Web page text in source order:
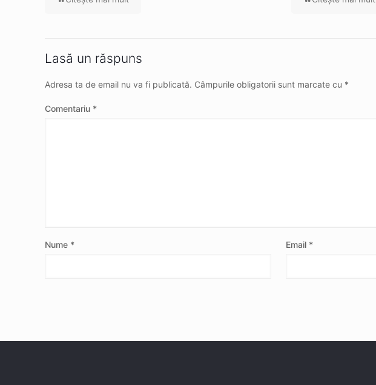
Lasă un răspuns
Adresa ta de email nu va fi publicată. Câmpurile obligatorii sunt marcate cu *
Comentariu *
Nume * Email *